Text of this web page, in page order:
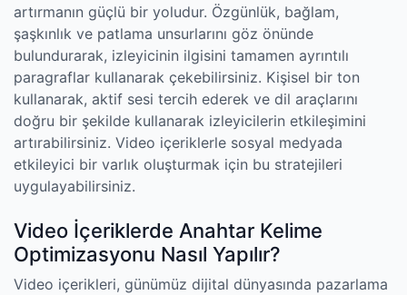
artırmanın güçlü bir yoludur. Özgünlük, bağlam,
şaşkınlık ve patlama unsurlarını göz önünde
bulundurarak, izleyicinin ilgisini tamamen ayrıntılı
paragraflar kullanarak çekebilirsiniz. Kişisel bir ton
kullanarak, aktif sesi tercih ederek ve dil araçlarını
doğru bir şekilde kullanarak izleyicilerin etkileşimini
artırabilirsiniz. Video içeriklerle sosyal medyada
etkileyici bir varlık oluşturmak için bu stratejileri
uygulayabilirsiniz.
Video İçeriklerde Anahtar Kelime
Optimizasyonu Nasıl Yapılır?
Video içerikleri, günümüz dijital dünyasında pazarlama